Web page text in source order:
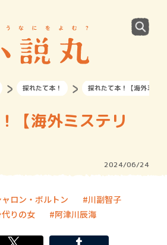
採れたて本！ 採れたて本！【海外ミス
【海外ミステリ
2024/06/24
ャロン・ボルトン
川副智子
りの女 阿津川辰海